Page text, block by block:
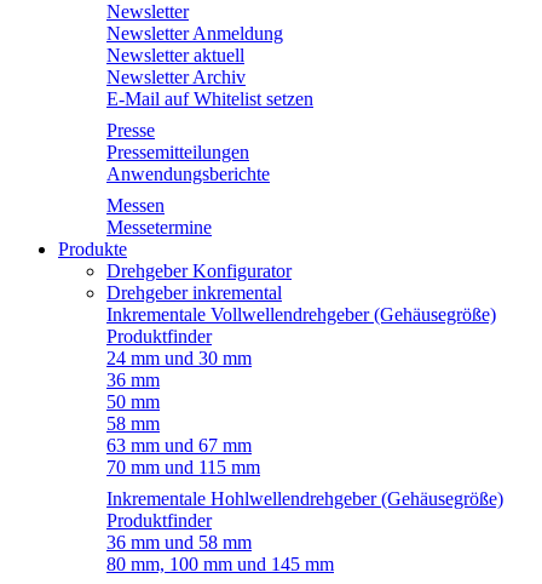
Newsletter
Newsletter Anmeldung
Newsletter aktuell
Newsletter Archiv
E-Mail auf Whitelist setzen
Presse
Pressemitteilungen
Anwendungsberichte
Messen
Messetermine
Produkte
Drehgeber Konfigurator
Drehgeber inkremental
Inkrementale Vollwellendrehgeber (Gehäusegröße)
Produktfinder
24 mm und 30 mm
36 mm
50 mm
58 mm
63 mm und 67 mm
70 mm und 115 mm
Inkrementale Hohlwellendrehgeber (Gehäusegröße)
Produktfinder
36 mm und 58 mm
80 mm, 100 mm und 145 mm